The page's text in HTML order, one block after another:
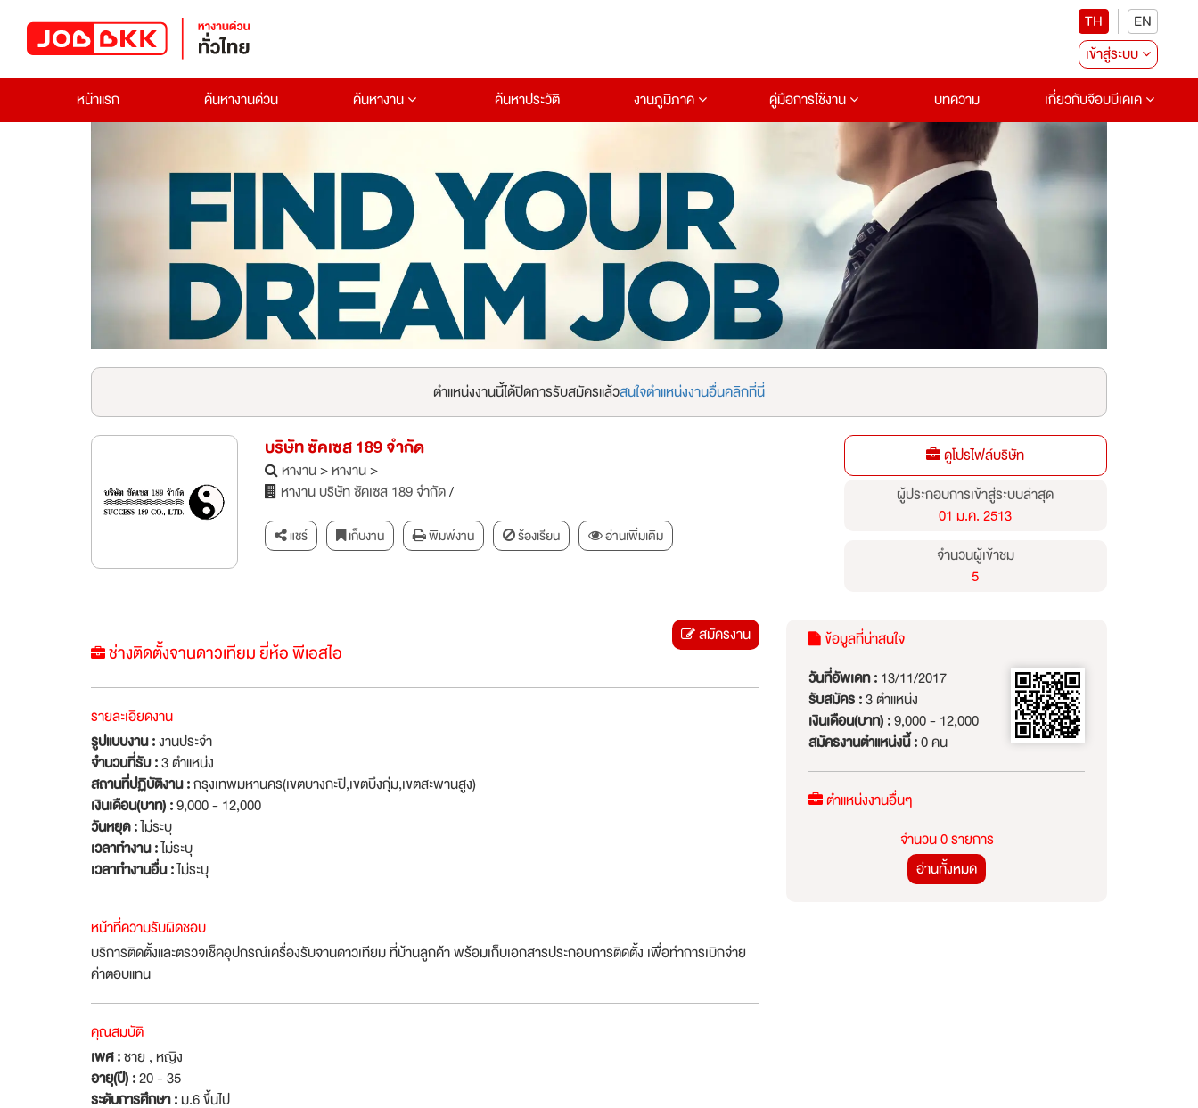
TH
EN
เข้าสู่ระบบ
หน้าแรก
ค้นหางานด่วน ค้นหางาน ค้นหาประวัติ งานภูมิภาค คู่มือการใช้งาน บทความ เกี่ยวกับจ๊อบบีเคเค
ตำแหน่งงานนี้ได้ปิดการรับสมัครแล้วสนใจตำแหน่งงานอื่นคลิกที่นี่
บริษัท ซัคเซส 189 จำกัด
หางาน>หางาน>
หางาน บริษัท ซัคเซส 189 จำกัด/
แชร์ เก็บงาน พิมพ์งาน ร้องเรียน อ่านเพิ่มเติม
ดูโปรไฟล์บริษัท
ผู้ประกอบการเข้าสู่ระบบล่าสุด
01 ม.ค. 2513
จำนวนผู้เข้าชม
5
ช่างติดตั้งจานดาวเทียม ยี่ห้อ พีเอสไอ
สมัครงาน
รายละเอียดงาน
รูปแบบงาน :งานประจำ
จำนวนที่รับ :3 ตำแหน่ง
สถานที่ปฏิบัติงาน :กรุงเทพมหานคร(เขตบางกะปิ,เขตบึงกุ่ม,เขตสะพานสูง)
เงินเดือน(บาท) :9,000 - 12,000
วันหยุด :ไม่ระบุ
เวลาทำงาน :ไม่ระบุ
เวลาทำงานอื่น :ไม่ระบุ
หน้าที่ความรับผิดชอบ
บริการติดตั้งและตรวจเช็คอุปกรณ์เครื่องรับจานดาวเทียม ที่บ้านลูกค้า พร้อมเก็บเอกสารประกอบการติดตั้ง เพื่อทำการเบิกจ่าย
ค่าตอบแทน
คุณสมบัติ
เพศ :ชาย , หญิง
อายุ(ปี) :20 - 35
ระดับการศึกษา :ม.6 ขึ้นไป
ข้อมูลที่น่าสนใจ
วันที่อัพเดท :13/11/2017
รับสมัคร :3 ตำแหน่ง
เงินเดือน(บาท) :9,000 - 12,000
สมัครงานตำแหน่งนี้ :0 คน
ตำแหน่งงานอื่นๆ
จำนวน 0 รายการ
อ่านทั้งหมด